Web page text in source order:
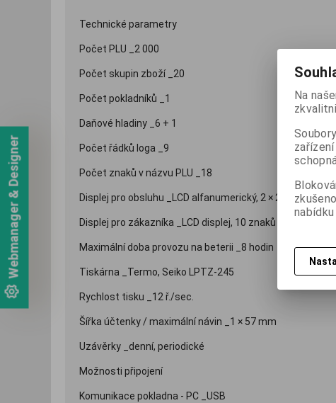
Webmanager & Designer
Technické parametry
Počet PLU _2 000
Počet skupin zboží _20
Počet pokladníků _1
Daňové hladiny _6 + 1
Počet řádků loga _9
Počet znaků v názvu PLU _18
Displej pro obsluhu _LCD alfanumerický, 2 × 20 znaků,
Displej pro zákazníka _LCD displej, 10 znaků
Maximální doba provozu na beterii _8 hodin
Tiskárna _Termo, Seiko LPTZ-245
Rychlost tisku _12 ř./sec.
Šířka účtenky / maximální návin _1 × 57 mm
Uzávěrky _denní, periodické
Možnosti připojení
Komunikace pokladna - PC _USB
Na